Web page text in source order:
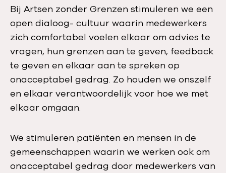
Bij Artsen zonder Grenzen stimuleren we een
open dialoog- cultuur waarin medewerkers
zich comfortabel voelen elkaar om advies te
vragen, hun grenzen aan te geven, feedback
te geven en elkaar aan te spreken op
onacceptabel gedrag. Zo houden we onszelf
en elkaar verantwoordelijk voor hoe we met
elkaar omgaan.
We stimuleren patiënten en mensen in de
gemeenschappen waarin we werken ook om
onacceptabel gedrag door medewerkers van